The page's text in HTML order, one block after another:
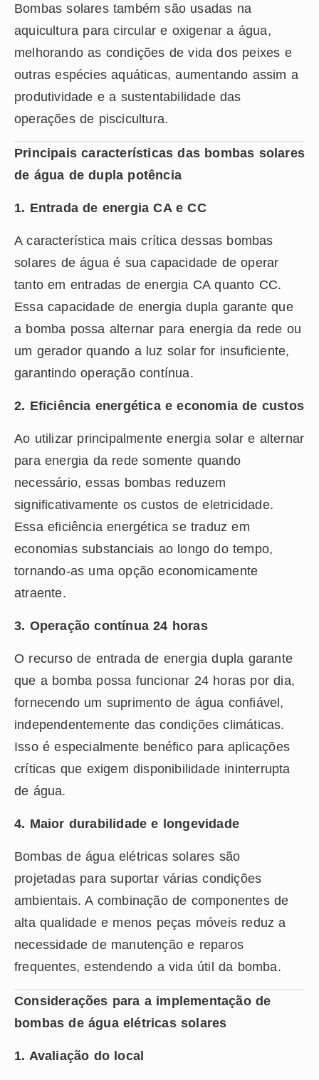
Bombas solares também são usadas na
aquicultura para circular e oxigenar a água,
melhorando as condições de vida dos peixes e
outras espécies aquáticas, aumentando assim a
produtividade e a sustentabilidade das
operações de piscicultura.
Principais características das bombas solares
de água de dupla potência
1. Entrada de energia CA e CC
A característica mais crítica dessas bombas
solares de água é sua capacidade de operar
tanto em entradas de energia CA quanto CC.
Essa capacidade de energia dupla garante que
a bomba possa alternar para energia da rede ou
um gerador quando a luz solar for insuficiente,
garantindo operação contínua.
2. Eficiência energética e economia de custos
Ao utilizar principalmente energia solar e alternar
para energia da rede somente quando
necessário, essas bombas reduzem
significativamente os custos de eletricidade.
Essa eficiência energética se traduz em
economias substanciais ao longo do tempo,
tornando-as uma opção economicamente
atraente.
3. Operação contínua 24 horas
O recurso de entrada de energia dupla garante
que a bomba possa funcionar 24 horas por dia,
fornecendo um suprimento de água confiável,
independentemente das condições climáticas.
Isso é especialmente benéfico para aplicações
críticas que exigem disponibilidade ininterrupta
de água.
4. Maior durabilidade e longevidade
Bombas de água elétricas solares são
projetadas para suportar várias condições
ambientais. A combinação de componentes de
alta qualidade e menos peças móveis reduz a
necessidade de manutenção e reparos
frequentes, estendendo a vida útil da bomba.
Considerações para a implementação de
bombas de água elétricas solares
1. Avaliação do local